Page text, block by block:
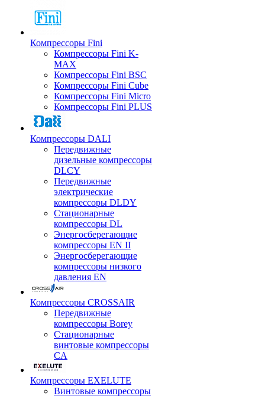
Компрессоры Fini
Компрессоры Fini K-
MAX
Компрессоры Fini BSC
Компрессоры Fini Cube
Компрессоры Fini Micro
Компрессоры Fini PLUS
Компрессоры DALI
Передвижные
дизельные компрессоры
DLCY
Передвижные
электрические
компрессоры DLDY
Стационарные
компрессоры DL
Энергосберегающие
компрессоры EN II
Энергосберегающие
компрессоры низкого
давления EN
Компрессоры CROSSAIR
Передвижные
компрессоры Borey
Стационарные
винтовые компрессоры
CA
Компрессоры EXELUTE
Винтовые компрессоры